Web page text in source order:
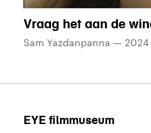
Vraag het aan de
Regisseur:
Sam Yazdanpanna — 2024
Contact
EYE filmmuseum